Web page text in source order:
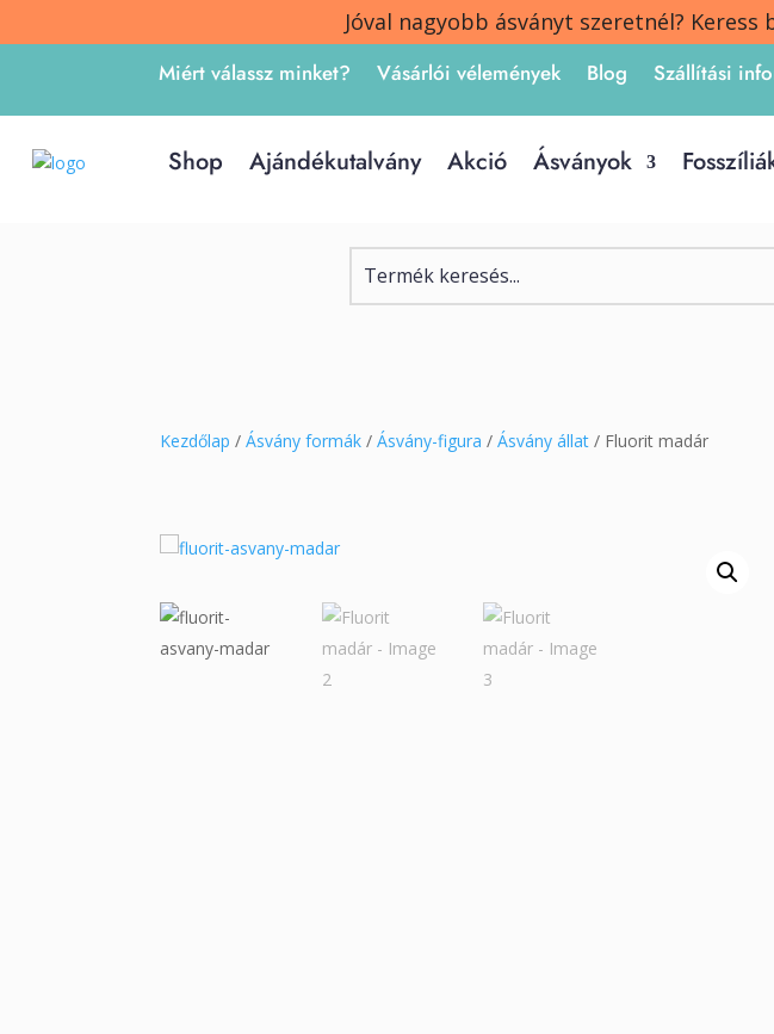
Jóval nagyobb ásványt szeretnél?
Miért válassz minket?
Vásárlói vélemények Blog Szállítási
Shop Ajándékutalvány Akció Ásványok
Kezdőlap /Ásvány formák /Ásvány-figura /Ásvány állat / Fluorit madár